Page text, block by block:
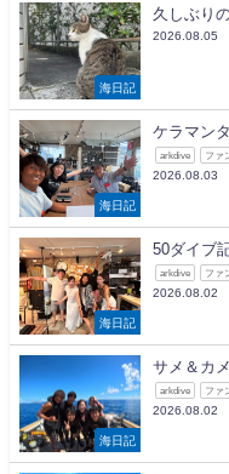
海日記
久しぶり
2026.08.05
海日記
ケラマンタ
arkdive ファ
2026.08.03
海日記
50ダイブ
arkdive ファ
2026.08.02
海日記
サメ＆カ
arkdive ファ
2026.08.02